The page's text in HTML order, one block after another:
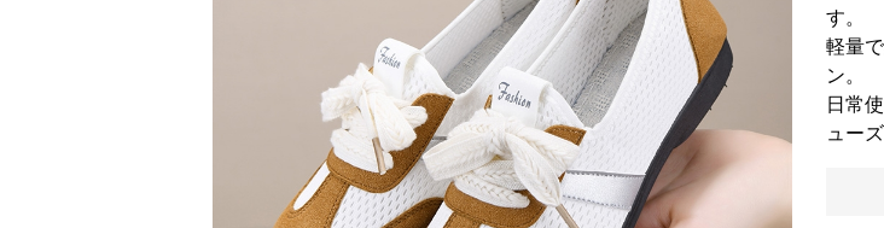
す。
軽量
ン。
日常
ュー